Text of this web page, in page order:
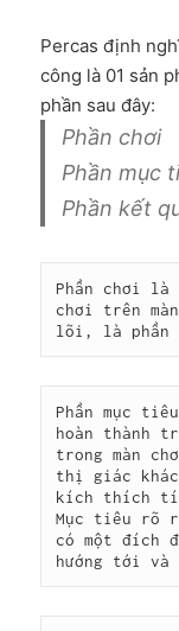
Percas định
công là 01 sản
phần sau đây:
Phần chơi
Phần mục
Phần kết
Phần chơi là
chơi trên
lõi, là phần
Phần mục
hoàn thành
trong màn
thị giác khác
kích thích
Mục tiêu rõ
có một đích
hướng tới và